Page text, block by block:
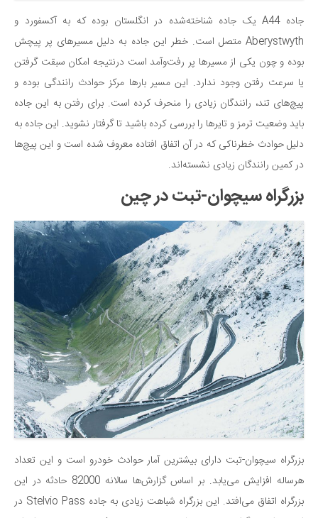
جاده A44 یک جاده شناخته‌شده در انگلستان بوده که به آکسفورد و
Aberystwyth متصل است. خطر این جاده به دلیل مسیرهای پر پیچش
بوده و چون یکی از مسیرها پر رفت‌وآمد است درنتیجه امکان سبقت گرفتن
یا سرعت رفتن وجود ندارد. این مسیر بارها مرکز حوادث رانندگی بوده و
پیچ‌های تند، رانندگان زیادی را منحرف کرده است. برای رفتن به این جاده
باید وضعیت ترمز و تایرها را بررسی کرده باشید تا گرفتار نشوید. این جاده به
دلیل حوادث خطرناکی که در آن اتفاق افتاده معروف شده است و این پیچ‌ها
در کمین رانندگان زیادی نشسته‌اند.
بزرگراه سیچوان-تبت در چین
بزرگراه سیچوان-تبت دارای بیشترین آمار حوادث خودرو است و این تعداد
هرساله افزایش می‌یابد. بر اساس گزارش‌ها سالانه 82000 حادثه در این
بزرگراه اتفاق می‌افتد. این بزرگراه شباهت زیادی به جاده Stelvio Pass در